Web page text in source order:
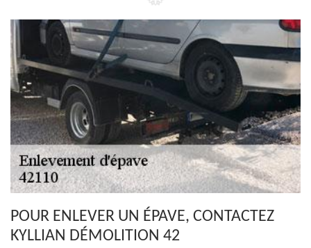
POUR ENLEVER UN ÉPAVE, CONTACTEZ
KYLLIAN DÉMOLITION 42